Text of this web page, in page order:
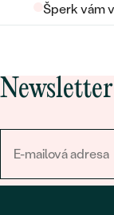
Šperk vám
Newsletter